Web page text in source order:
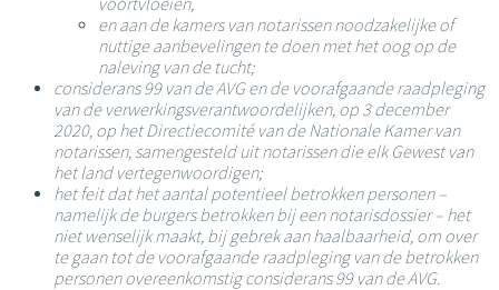
en aan de kamers van notarissen noodzakelijke of
nuttige aanbevelingen te doen met het oog op de
naleving van de tucht;
considerans 99 van de AVG en de voorafgaande raadpleging
van de verwerkingsverantwoordelijken, op 3 december
2020, op het Directiecomité van de Nationale Kamer van
notarissen, samengesteld uit notarissen die elk Gewest van
het land vertegenwoordigen;
het feit dat het aantal potentieel betrokken personen –
namelijk de burgers betrokken bij een notarisdossier – het
niet wenselijk maakt, bij gebrek aan haalbaarheid, om over
te gaan tot de voorafgaande raadpleging van de betrokken
personen overeenkomstig considerans 99 van de AVG.